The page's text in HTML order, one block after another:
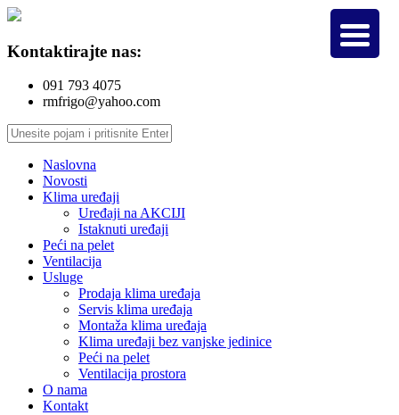
Kontaktirajte nas:
091 793 4075
rmfrigo@yahoo.com
Naslovna
Novosti
Klima uređaji
Uređaji na AKCIJI
Istaknuti uređaji
Peći na pelet
Ventilacija
Usluge
Prodaja klima uređaja
Servis klima uređaja
Montaža klima uređaja
Klima uređaji bez vanjske jedinice
Peći na pelet
Ventilacija prostora
O nama
Kontakt